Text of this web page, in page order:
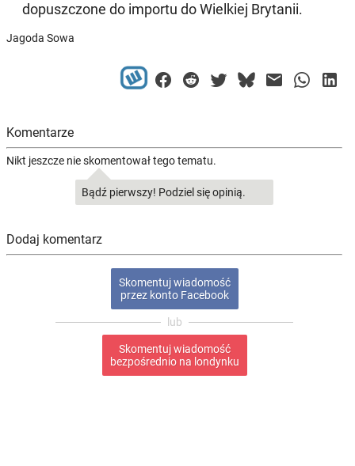
dopuszczone do importu do Wielkiej Brytanii.
Jagoda Sowa
Komentarze
Nikt jeszcze nie skomentował tego tematu.
Bądź pierwszy! Podziel się opinią.
Dodaj komentarz
Skomentuj wiadomość
przez konto Facebook
Skomentuj wiadomość
bezpośrednio na londynku